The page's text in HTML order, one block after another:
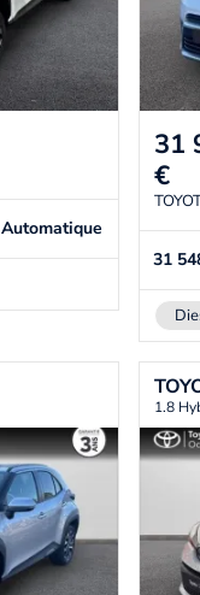
Automatique
31
€
31
1.8